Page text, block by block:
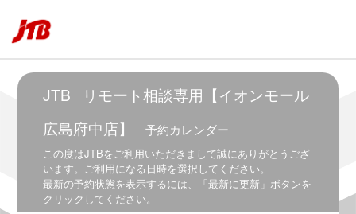
JTB
リモート相談専用【イオンモール
広島府中店】
予約カレンダー
この度はJTBをご利用いただきまして誠にありがとうござ
います。ご利用になる日時を選択してください。
最新の予約状態を表示するには、「最新に更新」ボタンを
クリックしてください。
5:30
6:00
7:00
6:30
～
7:30
7:00